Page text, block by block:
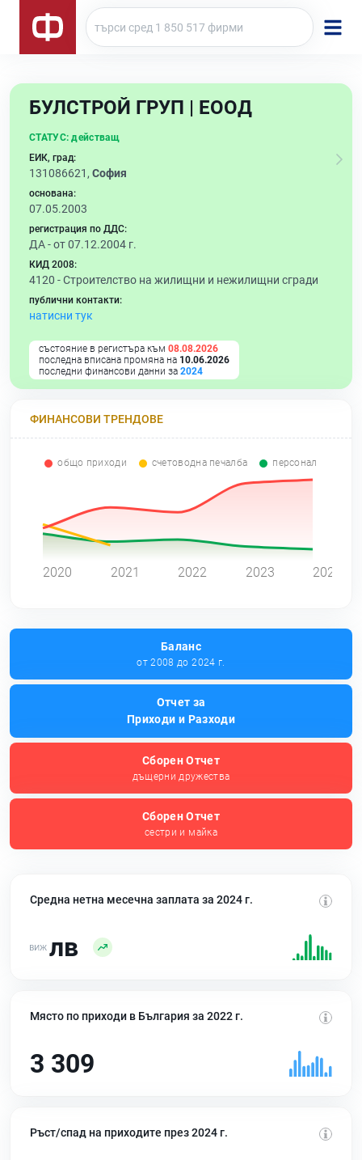
БУЛСТРОЙ ГРУП | ЕООД
СТАТУС: действащ
ЕИК, град:
131086621, София
основана:
07.05.2003
регистрация по ДДС:
ДА - от 07.12.2004 г.
КИД 2008:
4120 -Строителство на жилищни и нежилищни сгради
публични контакти:
натисни тук
състояние в регистъра към 08.08.2026
последна вписана промяна на 10.06.2026
последни финансови данни за 2024
ФИНАНСОВИ ТРЕНДОВЕ
общо приходи счетоводна печалба персонал
2020 2021 2022 2023 2024
Баланс
от 2008 до 2024 г.
Отчет за
Приходи и Разходи
Сборен Отчет
дъщерни дружества
Сборен Отчет
сестри и майка
Средна нетна месечна заплата за 2024 г.
лв
Място по приходи в България за 2022 г.
3 309
Ръст/спад на приходите през 2024 г.